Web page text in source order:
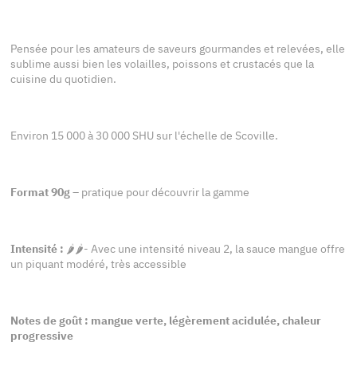
Pensée pour les amateurs de saveurs gourmandes et relevées, elle
sublime aussi bien les volailles, poissons et crustacés que la
cuisine du quotidien.
Environ 15 000 à 30 000 SHU sur l'échelle de Scoville.
Format 90g– pratique pour découvrir la gamme
Intensité : 🌶️🌶️- Avec une intensité niveau 2, la sauce mangue offre
un piquant modéré, très accessible
Notes de goût : mangue verte, légèrement acidulée, chaleur
progressive